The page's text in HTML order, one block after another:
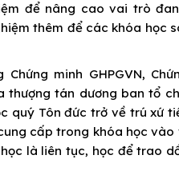
để nâng cao vai trò
thêm để các khóa học
minh GHPGVN,
thượng tán dương ban tổ
quý Tôn đức trở về trú xứ
cấp trong khóa học
là liên tục, học để trao